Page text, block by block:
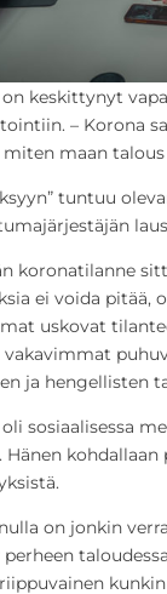
keskittynyt
– Korona
maan talous
tuntuu
koronatilanne
ei voida pitää,
uskovat
vakavimmat
ja hengellisten
sosiaalisessa
Hänen
on jonkin